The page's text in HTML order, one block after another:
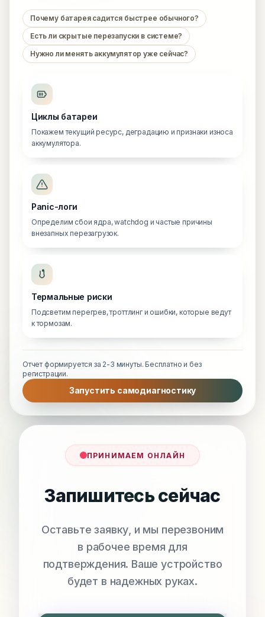
Почему батарея садится быстрее обычного?
Есть ли скрытые перезапуски в системе?
Нужно ли менять аккумулятор уже сейчас?
Циклы батареи
Покажем текущий ресурс, деградацию и признаки износа
аккумулятора.
Panic-логи
Определим сбои ядра, watchdog и частые причины
внезапных перезагрузок.
Термальные риски
Подсветим перегрев, троттлинг и ошибки, которые ведут
к тормозам.
Отчет формируется за 2-3 минуты. Бесплатно и без
регистрации.
Запустить самодиагностику
ПРИНИМАЕМ ОНЛАЙН
Запишитесь сейчас
Оставьте заявку, и мы перезвоним
в рабочее время для
подтверждения. Ваше устройство
будет в надежных руках.